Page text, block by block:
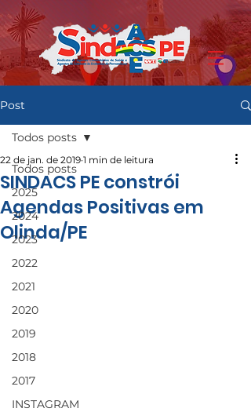
Post
Todos posts
2025
2024
2023
2022
2021
2020
2019
2018
2017
INSTAGRAM
Todos posts
SINDACS PE constrói
Agendas Positivas em
Olinda/PE
22 de jan. de 2019 1 min de leitura